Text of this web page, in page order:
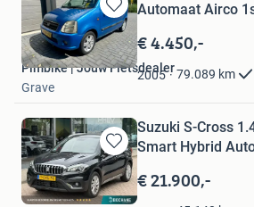
Bewaren
in
Mijn
Favorieten
Automaat Airco
€ 4.450,-
2005 79.089 km
Pimbike | Jouw Fietsdealer
Grave
Bewaren
in
Mijn
Suzuki S-Cross
Smart Hybrid
€ 21.900,-